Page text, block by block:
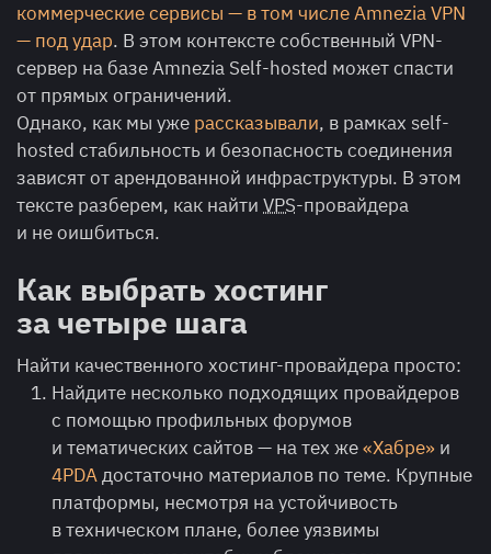
коммерческие сервисы — в том числе Amnezia VPN
— под удар. В этом контексте собственный VPN-
сервер на базе Amnezia Self-hosted может спасти
от прямых ограничений.
Однако, как мы уже рассказывали, в рамках self-
hosted стабильность и безопасность соединения
зависят от арендованной инфраструктуры. В этом
тексте разберем, как найти VPS-провайдера
и не оишбиться.
Как выбрать хостинг
за четыре шага
Найти качественного хостинг-провайдера просто:
Найдите несколько подходящих провайдеров
с помощью профильных форумов
и тематических сайтов — на тех же«Хабре» и
4PDAдостаточно материалов по теме. Крупные
платформы, несмотря на устойчивость
в техническом плане, более уязвимы